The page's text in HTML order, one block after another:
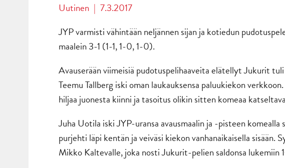
Uutinen | 7.3.2017
JYP varmisti vähintään neljännen sijan ja kotiedun
maalein 3-1 (1-1, 1-0, 1-0).
Avauserään viimeisiä pudotuspelihaaveita elätellyt Jukurit
Teemu Tallberg iski oman laukauksensa paluukiekon
hiljaa juonesta kiinni ja tasoitus olikin sitten komeaa
Juha Uotila iski JYP-uransa avausmaalin ja -pisteen
purjehti läpi kentän ja veiväsi kiekon vanhanaikaisella sisään.
Mikko Kaltevalle, joka nosti Jukurit-pelien saldonsa lukemiin